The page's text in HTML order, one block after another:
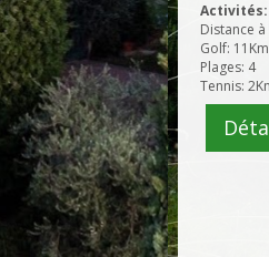
Activités:
Distance
Golf: 11Km
Plages: 4
Tennis: